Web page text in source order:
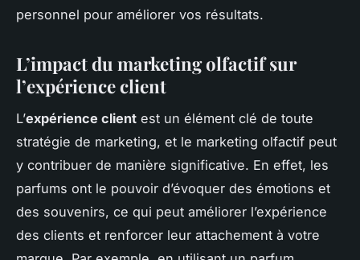
personnel pour améliorer vos résultats.
L’impact du marketing olfactif sur
l’expérience client
L’expérience client est un élément clé de toute
stratégie de marketing, et le marketing olfactif peut
y contribuer de manière significative. En effet, les
parfums ont le pouvoir d’évoquer des émotions et
des souvenirs, ce qui peut améliorer l’expérience
des clients et renforcer leur attachement à votre